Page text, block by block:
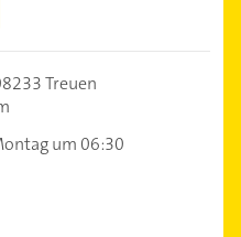
Treuen
um 06:30